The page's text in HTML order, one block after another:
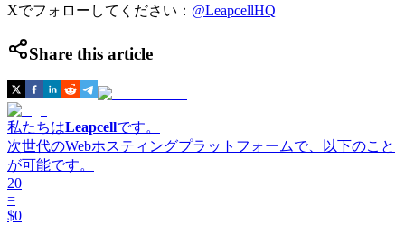
Xでフォローしてください： @LeapcellHQ
Share this article
私たちはLeapcellです。
次世代のWebホスティングプラットフォームで、以下のこと
が可能です。
20
=
$0